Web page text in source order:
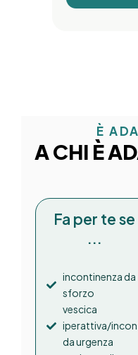
È
A CHI È
Fa per te se
...
incontinenza da
sforzo
vescica
iperattiva/
da urgenza